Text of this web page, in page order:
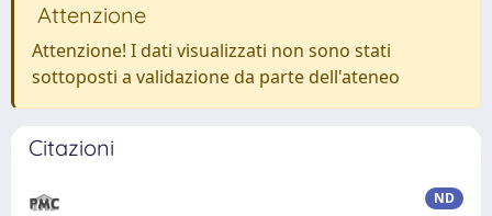
Attenzione
Attenzione! I dati visualizzati non sono stati
sottoposti a validazione da parte dell'ateneo
Citazioni
ND